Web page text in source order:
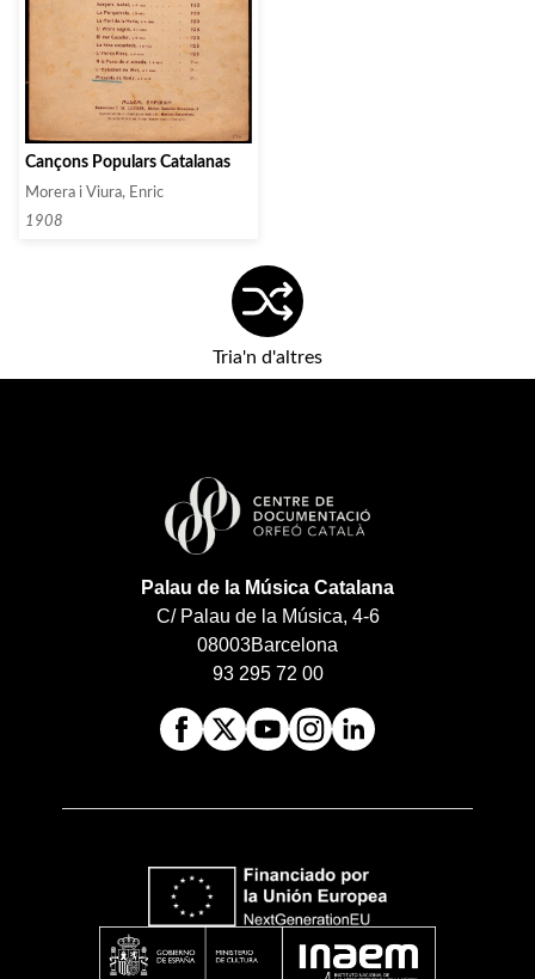
Cançons Populars Catalanas
Morera i Viura, Enric
1908
Tria'n d'altres
Palau de la Música Catalana
C/ Palau de la Música, 4-6
08003Barcelona
93 295 72 00